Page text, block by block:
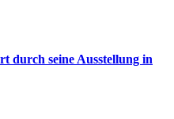
durch seine Ausstellung in